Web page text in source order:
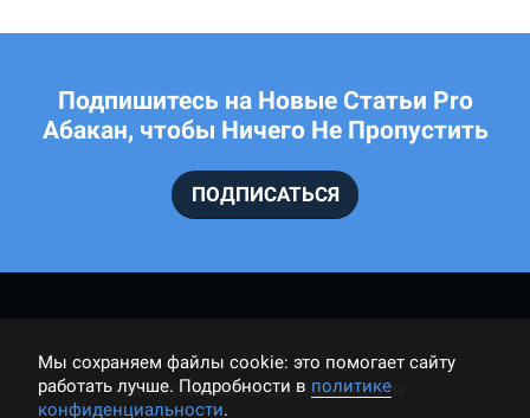
Подпишитесь на Новые Статьи Pro
Абакан, чтобы Ничего Не Пропустить
ПОДПИСАТЬСЯ
ПОЛИТИКА КОНФИДЕНЦИАЛЬНОСТИ
Мы cохраняем файлы cookie: это помогает сайту
работать лучше. Подробности в политике
конфиденциальности.